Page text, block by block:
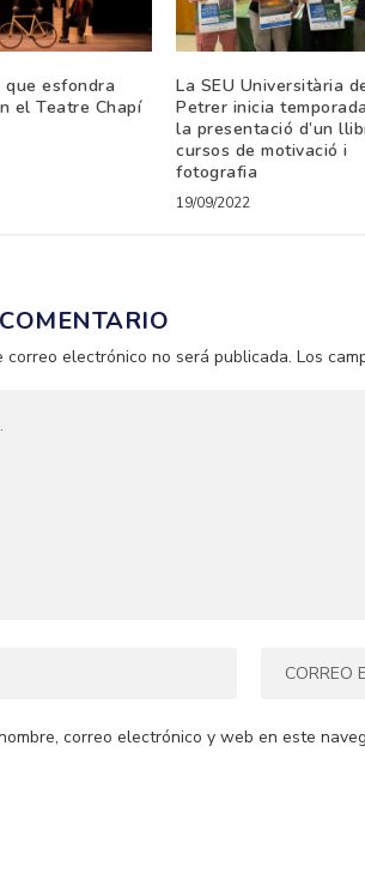
que esfondra
el Teatre Chapí
La SEU Universitària
Petrer inicia
la presentació d’un
cursos de motivació i
fotografia
19/09/2022
correo electrónico no será publicada. Los
correo electrónico y web en este